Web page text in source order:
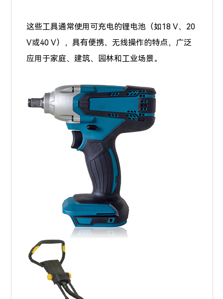
这些工具通常使用可充电的锂电池（如18 V、20
V或40 V），具有便携、无线操作的特点，广泛
应用于家庭、建筑、园林和工业场景。